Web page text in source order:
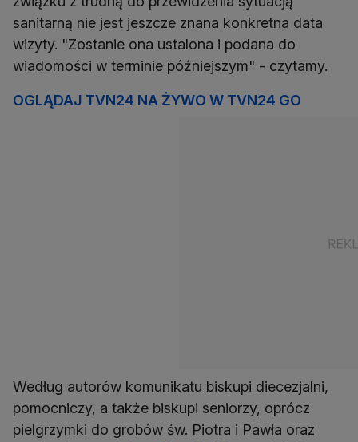
sanitarną nie jest jeszcze znana konkretna data
wizyty. "Zostanie ona ustalona i podana do
wiadomości w terminie późniejszym" - czytamy.
OGLĄDAJ TVN24 NA ŻYWO W TVN24 GO
Według autorów komunikatu biskupi diecezjalni,
pomocniczy, a także biskupi seniorzy, oprócz
pielgrzymki do grobów św. Piotra i Pawła oraz